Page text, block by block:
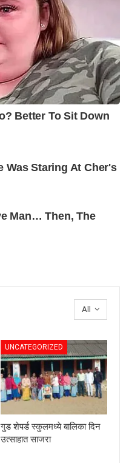
All
UNCATEGORIZED
गुड शेपर्ड स्कुलमध्ये बालिका दिन
उत्साहात साजरा